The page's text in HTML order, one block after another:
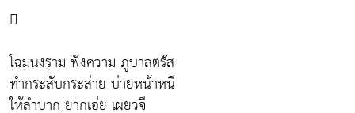

โฉมนงราม ฟังความ ภูบาลตรัส
ทำกระสับกระส่าย บ่ายหน้าหนี
ให้ลำบาก ยากเอ่ย เผยวจี